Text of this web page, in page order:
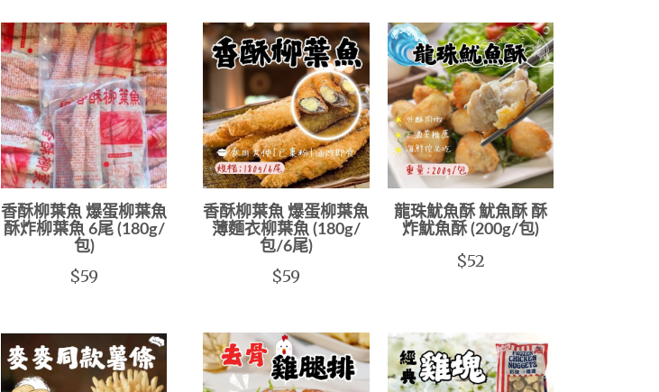
香酥柳葉魚 爆蛋柳葉魚
酥炸柳葉魚 6尾 (180g/
包)
$59
香酥柳葉魚 爆蛋柳葉魚
薄麵衣柳葉魚 (180g/
包/6尾)
$59
龍珠魷魚酥 魷魚酥 酥
炸魷魚酥 (200g/包)
$52